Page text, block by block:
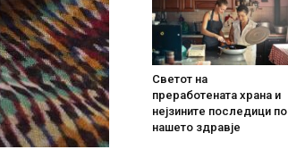
Светот на
преработената храна и
нејзините последици по
нашето здравје